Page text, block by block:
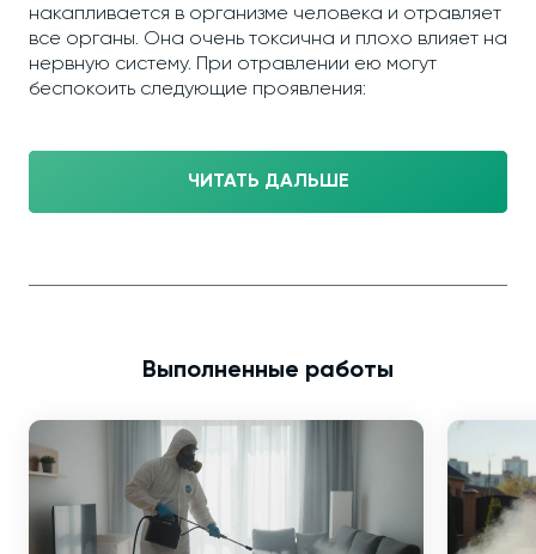
накапливается в организме человека и отравляет
все органы. Она очень токсична и плохо влияет на
нервную систему. При отравлении ею могут
беспокоить следующие проявления:
ЧИТАТЬ ДАЛЬШЕ
Выполненные работы